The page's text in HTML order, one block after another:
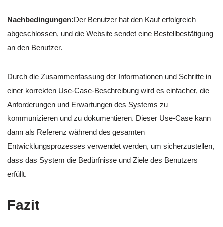
Nachbedingungen:Der Benutzer hat den Kauf erfolgreich
abgeschlossen, und die Website sendet eine Bestellbestätigung
an den Benutzer.
Durch die Zusammenfassung der Informationen und Schritte in
einer korrekten Use-Case-Beschreibung wird es einfacher, die
Anforderungen und Erwartungen des Systems zu
kommunizieren und zu dokumentieren. Dieser Use-Case kann
dann als Referenz während des gesamten
Entwicklungsprozesses verwendet werden, um sicherzustellen,
dass das System die Bedürfnisse und Ziele des Benutzers
erfüllt.
Fazit